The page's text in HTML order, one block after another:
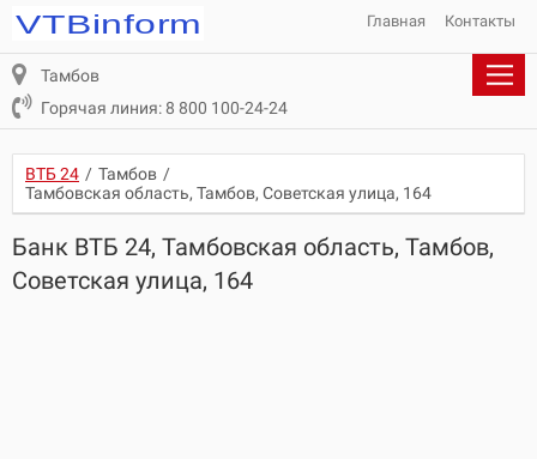
Главная Контакты
Тамбов
Горячая линия: 8 800 100-24-24
ВТБ 24 / Тамбов /
Тамбовская область, Тамбов, Советская улица, 164
Банк ВТБ 24, Тамбовская область, Тамбов,
Советская улица, 164